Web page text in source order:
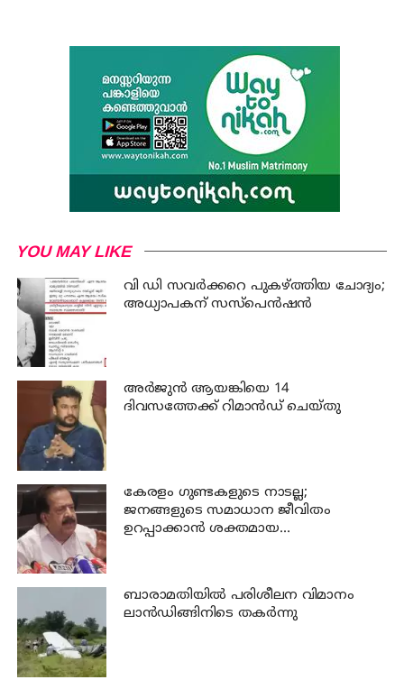
YOU MAY LIKE
വി ഡി സവര്‍ക്കറെ പുകഴ്ത്തിയ ചോദ്യം;
അധ്യാപകന് സസ്പെന്‍ഷന്‍
അര്‍ജുന്‍ ആയങ്കിയെ 14
ദിവസത്തേക്ക് റിമാൻഡ് ചെയ്തു
കേരളം ഗുണ്ടകളുടെ നാടല്ല;
ജനങ്ങളുടെ സമാധാന ജീവിതം
ഉറപ്പാക്കാന്‍ ശക്തമായ
ബാരാമതിയില്‍ പരിശീലന വിമാനം
ലാന്‍ഡിങ്ങിനിടെ തകര്‍ന്നു